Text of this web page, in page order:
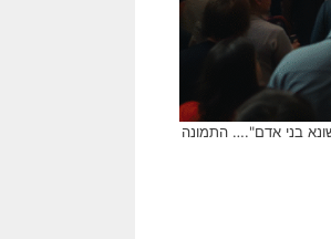
בני אדם".… התמונה